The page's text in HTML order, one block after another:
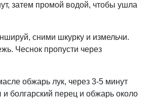
затем промой водой, чтобы ушла
сними шкурку и измельчи.
Чеснок пропусти через
обжарь лук, через 3-5 минут
болгарский перец и обжарь около